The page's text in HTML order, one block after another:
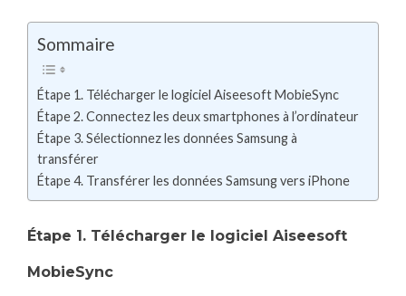
Sommaire
Étape 1. Télécharger le logiciel Aiseesoft MobieSync
Étape 2. Connectez les deux smartphones à l’ordinateur
Étape 3. Sélectionnez les données Samsung à
transférer
Étape 4. Transférer les données Samsung vers iPhone
Étape 1. Télécharger le logiciel Aiseesoft
MobieSync